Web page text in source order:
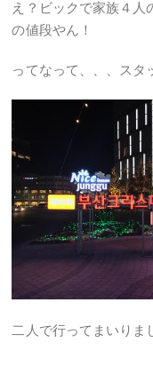
え？ビックで家族４人
の値段やん！
ってなって、、、スタ
二人で行ってまいりま